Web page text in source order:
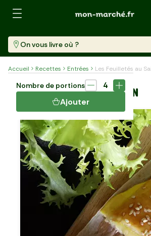
Recherche
On vous livre où ?
Accueil Recettes Entrées
Les Feuilletés au
LES FEUILLETÉS AU SAINT-FÉLICIEN
Nombre de portions
4
Ajouter